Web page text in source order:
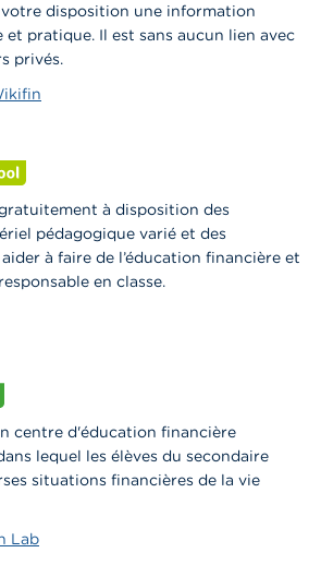
disposition une information
et pratique. Il est sans aucun lien avec
privés.
à disposition des
pédagogique varié et des
à faire de l’éducation financière et
en classe.
centre d'éducation financière
lequel les élèves du secondaire
situations financières de la vie
Lab